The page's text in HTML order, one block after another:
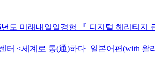
도 미래내일일경험 『 디지털 헤리티지
터 <세계로 통(通)하다_일본어편(with 왈